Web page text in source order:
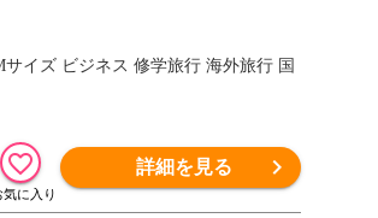
詳細を見る